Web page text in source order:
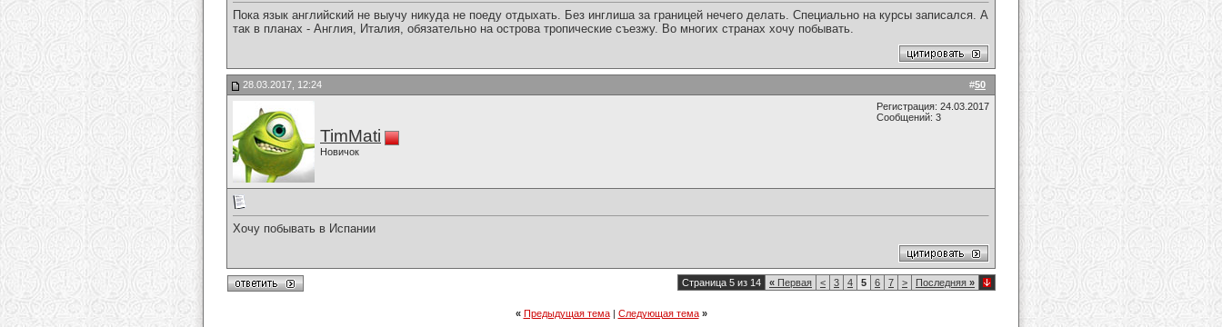
Пока язык английский не выучу никуда не поеду отдыхать. Без инглиша за границей нечего делать. Специально на курсы записался. А
так в планах - Англия, Италия, обязательно на острова тропические съезжу. Во многих странах хочу побывать.
#50
28.03.2017, 12:24
TimMati
Новичок
Регистрация: 24.03.2017
Сообщений: 3
Хочу побывать в Испании
Страница 5 из 14 « Первая < 3 4 5 6 7 > Последняя »
« Предыдущая тема| Следующая тема »